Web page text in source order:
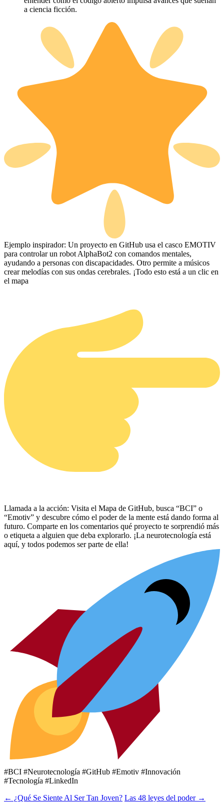
a ciencia ficción.
Ejemplo inspirador: Un proyecto en GitHub usa el casco EMOTIV
para controlar un robot AlphaBot2 con comandos mentales,
ayudando a personas con discapacidades. Otro permite a músicos
crear melodías con sus ondas cerebrales. ¡Todo esto está a un clic en
el mapa
Llamada a la acción: Visita el Mapa de GitHub, busca “BCI” o
“Emotiv” y descubre cómo el poder de la mente está dando forma al
futuro. Comparte en los comentarios qué proyecto te sorprendió más
o etiqueta a alguien que deba explorarlo. ¡La neurotecnología está
aquí, y todos podemos ser parte de ella!
#BCI #Neurotecnología #GitHub #Emotiv #Innovación
#Tecnología #LinkedIn
Navegación
← ¿Qué Se Siente Al Ser Tan Joven? Las 48 leyes del poder →